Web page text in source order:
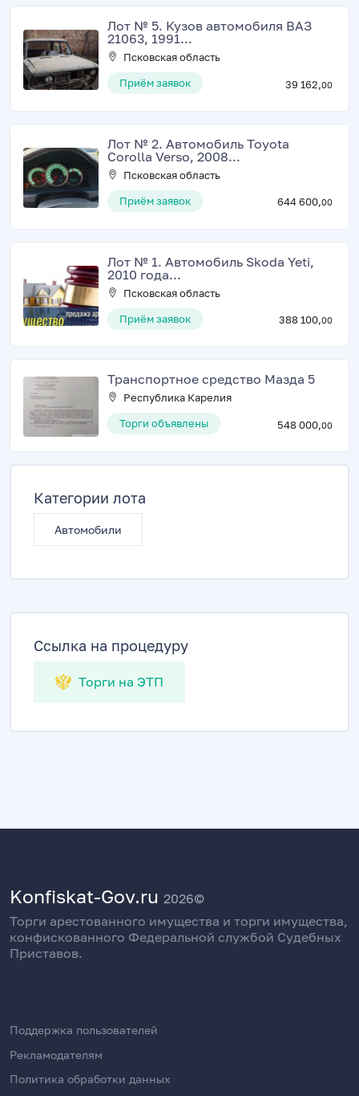
Лот № 5. Кузов автомобиля ВАЗ
21063, 1991...
Псковская область
Приём заявок
39 162,00
Лот № 2. Автомобиль Toyota
Corolla Verso, 2008...
Псковская область
Приём заявок
644 600,00
Лот № 1. Автомобиль Skoda Yeti,
2010 года...
Псковская область
Приём заявок
388 100,00
Транспортное средство Мазда 5
Республика Карелия
Торги объявлены
548 000,00
Категории лота
Автомобили
Ссылка на процедуру
Торги на ЭТП
Konfiskat-Gov.ru 2026©
Торги арестованного имущества и торги имущества,
конфискованного Федеральной службой Судебных
Приставов.
Поддержка пользователей
Рекламодателям
Политика обработки данных